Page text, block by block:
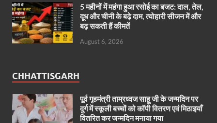
5 महीनों में महंगा हुआ रसोई का बजट: दाल, तेल,
दूध और चीनी के बढ़े दाम, त्योहारी सीजन में और
बढ़ सकती हैं कीमतें
August 6, 2026
CHHATTISGARH
पूर्व गृहमंत्री ताम्रध्वज साहू जी के जन्मदिन पर
दुर्ग में स्कूली बच्चों को कॉपी वितरण एवं मिठाइयाँ
वितरित कर जन्मदिन मनाया गया